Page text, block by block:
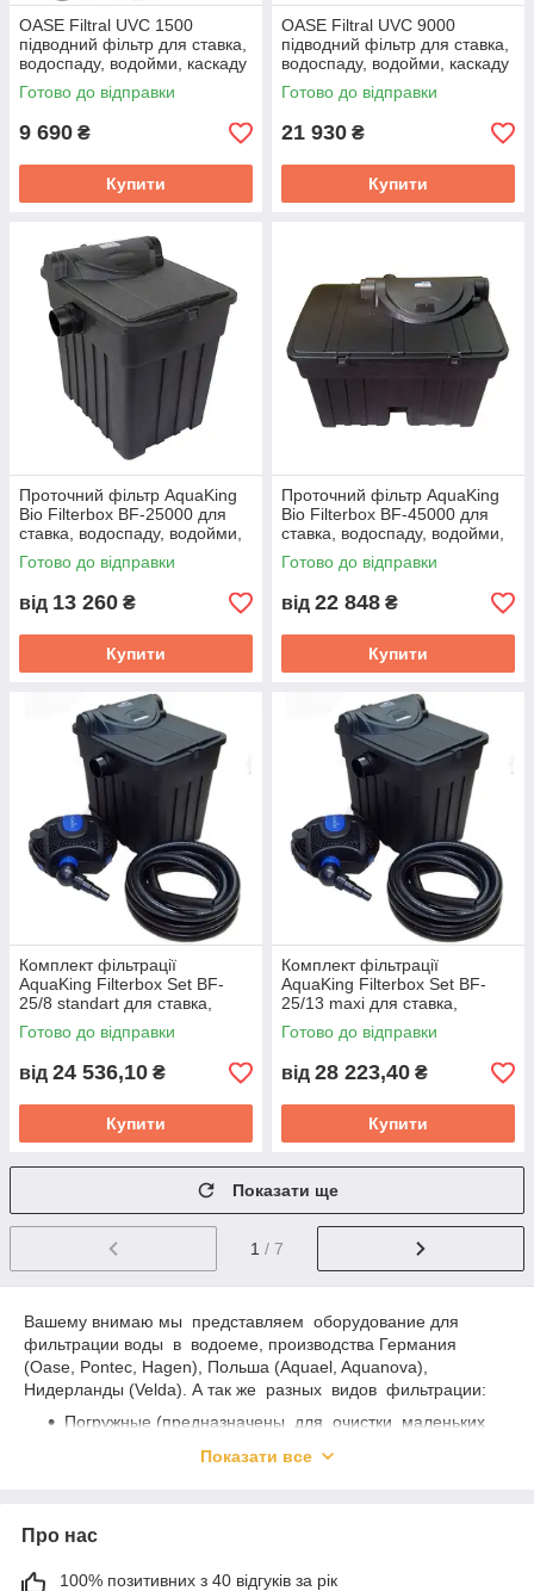
OASE Filtral UVC 1500
підводний фільтр для ставка,
водоспаду, водойми, каскаду
Готово до відправки
9 690 ₴
Купити
OASE Filtral UVC 9000
підводний фільтр для ставка,
водоспаду, водойми, каскаду
Готово до відправки
21 930 ₴
Купити
Проточний фільтр AquaKing
Bio Filterbox BF-25000 для
ставка, водоспаду, водойми,
каскаду
Готово до відправки
від 13 260 ₴
Купити
Проточний фільтр AquaKing
Bio Filterbox BF-45000 для
ставка, водоспаду, водойми,
каскаду
Готово до відправки
від 22 848 ₴
Купити
Комплект фільтрації
AquaKing Filterbox Set BF-
25/8 standart для ставка,
водоспаду, водойми, каскаду
Готово до відправки
від 24 536,10 ₴
Купити
Комплект фільтрації
AquaKing Filterbox Set BF-
25/13 maxi для ставка,
водоспаду, водойми, каскаду
Готово до відправки
від 28 223,40 ₴
Купити
Показати ще
1 / 7
Вашему внимаю мы представляем оборудование для
фильтрации воды в водоеме, производства Германия
(Oase, Pontec, Hagen), Польша (Aquael, Aquanova),
Нидерланды (Velda). А так же разных видов фильтрации:
Погружные (предназначены для очистки маленьких
с рыбой). Их отличительная черта фонтанная
устанавливаются только на дне водоема
Показати все
Про нас
100% позитивних з 40 відгуків за рік